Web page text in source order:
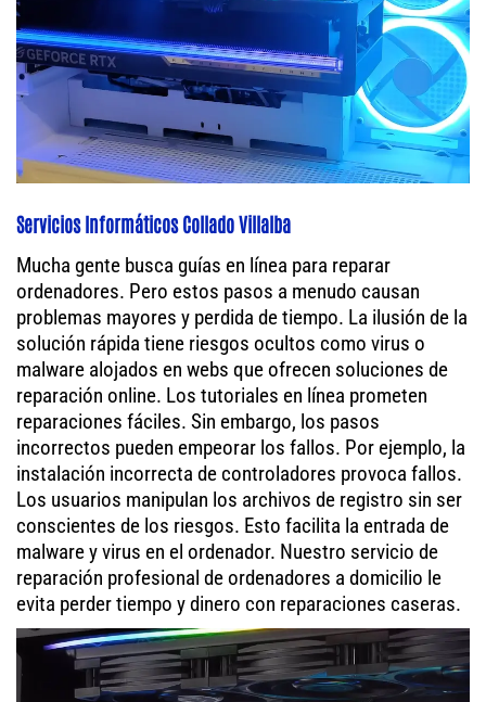
Servicios Informáticos Collado Villalba
Mucha gente busca guías en línea para reparar
ordenadores. Pero estos pasos a menudo causan
problemas mayores y perdida de tiempo. La ilusión de la
solución rápida tiene riesgos ocultos como virus o
malware alojados en webs que ofrecen soluciones de
reparación online. Los tutoriales en línea prometen
reparaciones fáciles. Sin embargo, los pasos
incorrectos pueden empeorar los fallos. Por ejemplo, la
instalación incorrecta de controladores provoca fallos.
Los usuarios manipulan los archivos de registro sin ser
conscientes de los riesgos. Esto facilita la entrada de
malware y virus en el ordenador. Nuestro servicio de
reparación profesional de ordenadores a domicilio le
evita perder tiempo y dinero con reparaciones caseras.